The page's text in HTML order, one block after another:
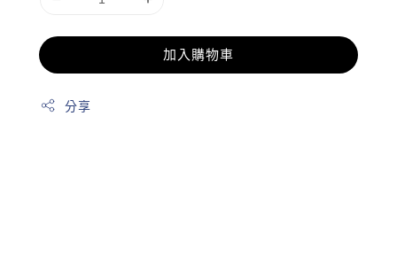
加入購物車
分享